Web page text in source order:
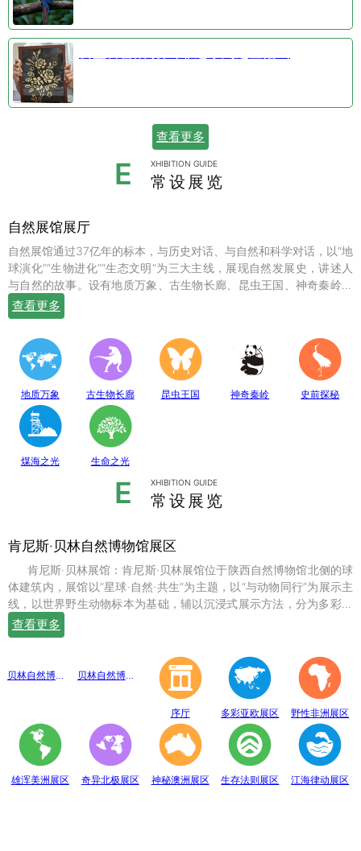
查看更多
E XHIBITION GUIDE
常设展览
自然展馆展厅
自然展馆通过37亿年的标本，与历史对话、与自然和科学对话，以“地
球演化”“生物进化”“生态文明”为三大主线，展现自然发展史，讲述人
与自然的故事。设有地质万象、古生物长廊、昆虫王国、神奇秦岭、
史前探秘、煤海之光和生命之光七个常设展厅，陈列有岩石鼻祖紫苏
斜长麻粒岩等矿物标本；有鱼龙、翼龙、马门溪龙、似银杏、新芦木
等珍贵的化石；有秦岭大熊猫、金丝猴、羚牛、朱鹮、珙桐、独叶草
等珍稀动植物标本，呈现出一幅绚丽多姿的地球生命物种演化图。
查看更多
地质万象 古生物长廊 昆虫王国 神奇秦岭 史前探秘
煤海之光 生命之光
E XHIBITION GUIDE
常设展览
肯尼斯·贝林自然博物馆展区
体建筑内，展馆以“星球·自然·共生”为主题，以“与动物同行”为展示主
线，以世界野生动物标本为基础，辅以沉浸式展示方法，分为多彩亚
欧、野性非洲、雄浑美洲、奇异北极、神秘澳洲、生存法则、江海律
动、穹幕影院、勇敢者通道、互动体验等10个展示体验区，共展出七
查看更多
贝林自然博物馆趣味互动展区 贝林自然博物馆山海经奇展区
序厅 多彩亚欧展区 野性非洲展区
雄浑美洲展区 奇异北极展区 神秘澳洲展区 生存法则展区 江海律动展区